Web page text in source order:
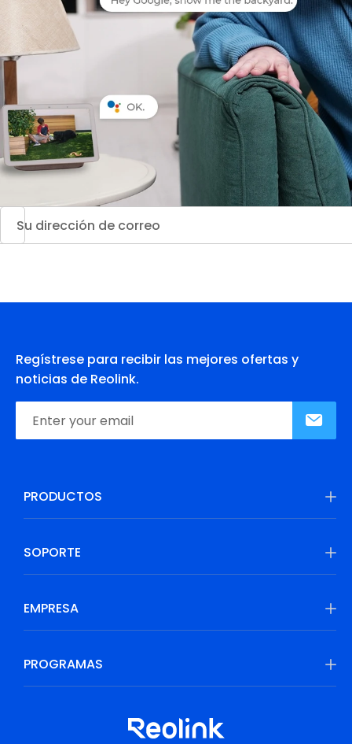
Regístrese para recibir las mejores ofertas y
noticias de Reolink.
PRODUCTOS
SOPORTE
EMPRESA
PROGRAMAS